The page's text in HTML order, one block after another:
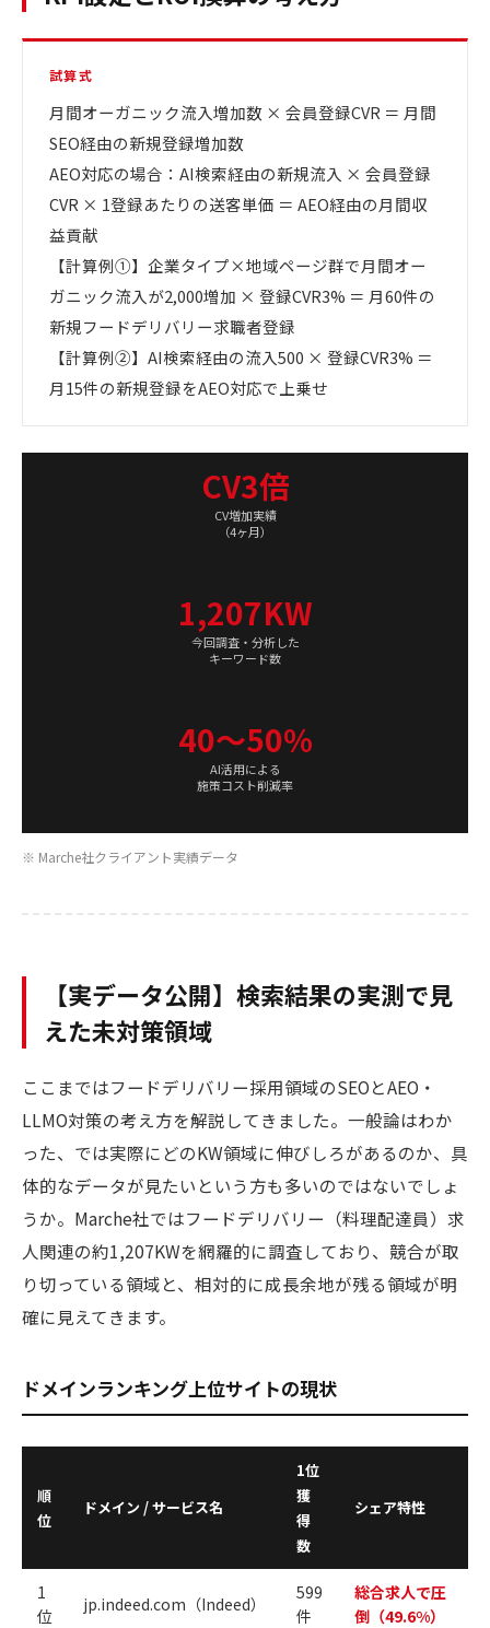
試算式
月間オーガニック流入増加数 × 会員登録CVR ＝ 月間
SEO経由の新規登録増加数
AEO対応の場合：AI検索経由の新規流入 × 会員登録
CVR × 1登録あたりの送客単価 ＝ AEO経由の月間収
益貢献
【計算例①】企業タイプ×地域ページ群で月間オー
ガニック流入が2,000増加 × 登録CVR3% ＝ 月60件の
新規フードデリバリー求職者登録
【計算例②】AI検索経由の流入500 × 登録CVR3% ＝
月15件の新規登録をAEO対応で上乗せ
CV3倍
CV増加実績
（4ヶ月）
1,207KW
今回調査・分析した
キーワード数
40〜50%
AI活用による
施策コスト削減率
※ Marche社クライアント実績データ
【実データ公開】検索結果の実測で見
えた未対策領域
ここまではフードデリバリー採用領域のSEOとAEO・
LLMO対策の考え方を解説してきました。一般論はわか
った、では実際にどのKW領域に伸びしろがあるのか、具
体的なデータが見たいという方も多いのではないでしょ
うか。Marche社ではフードデリバリー（料理配達員）求
人関連の約1,207KWを網羅的に調査しており、競合が取
り切っている領域と、相対的に成長余地が残る領域が明
確に見えてきます。
ドメインランキング上位サイトの現状
順
位
ドメイン / サービス名
1位
獲
得
数
シェア特性
1
位
jp.indeed.com（Indeed）
599
件
総合求人で圧
倒（49.6%）